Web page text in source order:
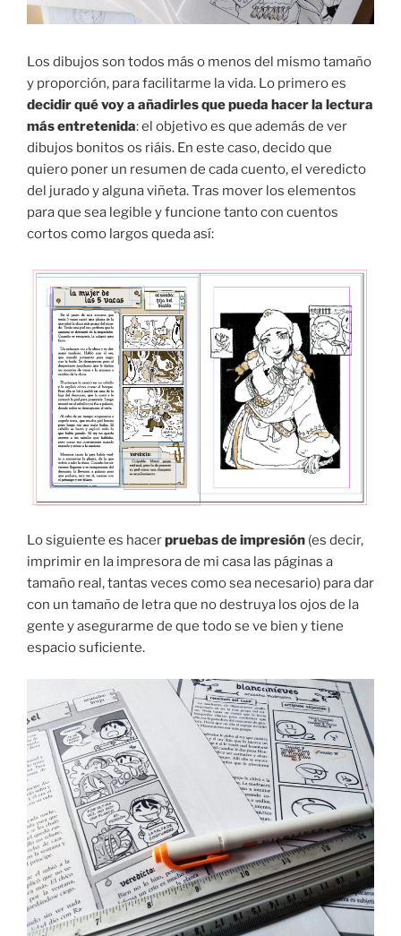
Los dibujos son todos más o menos del mismo tamaño
y proporción, para facilitarme la vida. Lo primero es
decidir qué voy a añadirles que pueda hacer la lectura
más entretenida: el objetivo es que además de ver
dibujos bonitos os riáis. En este caso, decido que
quiero poner un resumen de cada cuento, el veredicto
del jurado y alguna viñeta. Tras mover los elementos
para que sea legible y funcione tanto con cuentos
cortos como largos queda así:
Lo siguiente es hacerpruebas de impresión (es decir,
imprimir en la impresora de mi casa las páginas a
tamaño real, tantas veces como sea necesario) para dar
con un tamaño de letra que no destruya los ojos de la
gente y asegurarme de que todo se ve bien y tiene
espacio suficiente.